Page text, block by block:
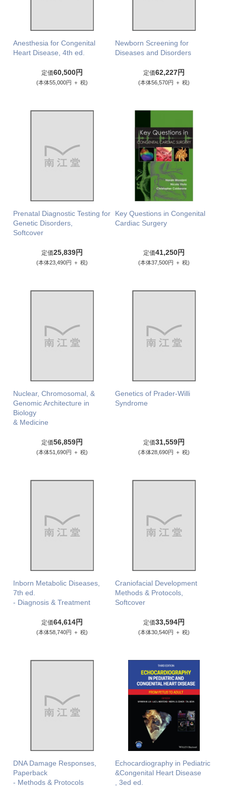
Anesthesia for Congenital
Heart Disease, 4th ed.
定価60,500円
(本体55,000円 ＋ 税)
Newborn Screening for
Diseases and Disorders
定価62,227円
(本体56,570円 ＋ 税)
Prenatal Diagnostic Testing for
Genetic Disorders,
Softcover
定価25,839円
(本体23,490円 ＋ 税)
Key Questions in Congenital
Cardiac Surgery
定価41,250円
(本体37,500円 ＋ 税)
Nuclear, Chromosomal, &
Genomic Architecture in
Biology
& Medicine
定価56,859円
(本体51,690円 ＋ 税)
Genetics of Prader-Willi
Syndrome
定価31,559円
(本体28,690円 ＋ 税)
Inborn Metabolic Diseases,
7th ed.
- Diagnosis & Treatment
定価64,614円
(本体58,740円 ＋ 税)
Craniofacial Development
Methods & Protocols,
Softcover
定価33,594円
(本体30,540円 ＋ 税)
DNA Damage Responses,
Paperback
- Methods & Protocols
Echocardiography in Pediatric
&Congenital Heart Disease
, 3ed ed.